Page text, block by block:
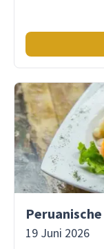
19 Juni 2026